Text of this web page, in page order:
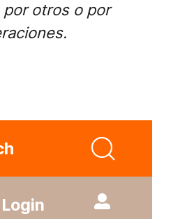
otros o por